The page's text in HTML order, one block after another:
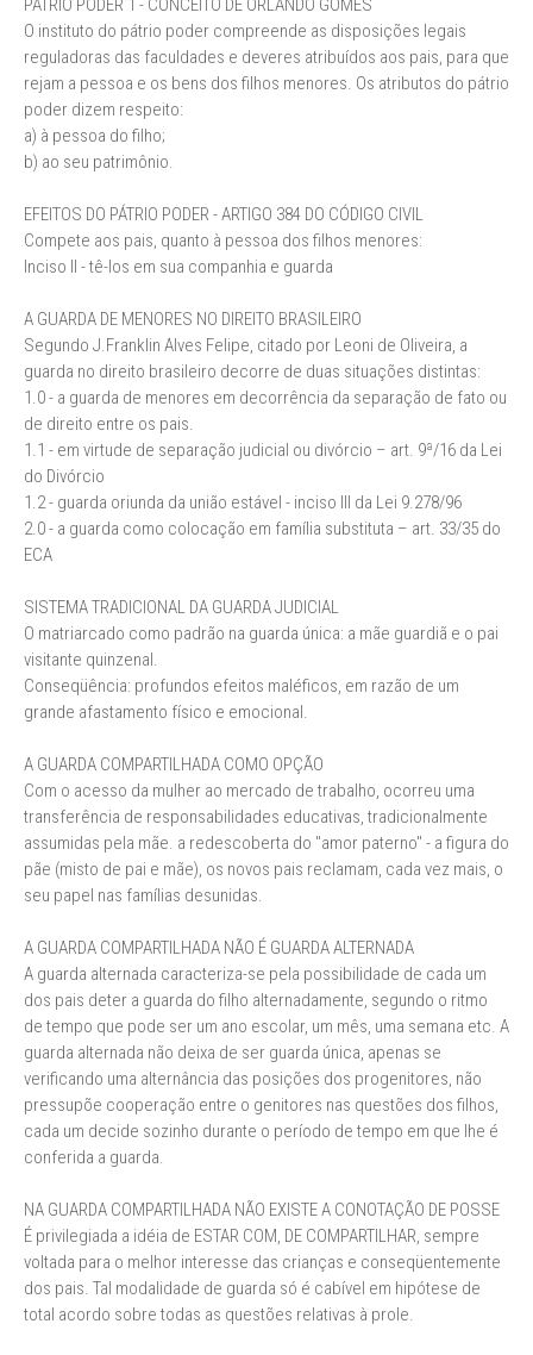
PÁTRIO PODER 1 - CONCEITO DE ORLANDO GOMES
O instituto do pátrio poder compreende as disposições legais
reguladoras das faculdades e deveres atribuídos aos pais, para que
rejam a pessoa e os bens dos filhos menores. Os atributos do pátrio
poder dizem respeito:
a) à pessoa do filho;
b) ao seu patrimônio.
EFEITOS DO PÁTRIO PODER - ARTIGO 384 DO CÓDIGO CIVIL
Compete aos pais, quanto à pessoa dos filhos menores:
Inciso II - tê-los em sua companhia e guarda
A GUARDA DE MENORES NO DIREITO BRASILEIRO
Segundo J.Franklin Alves Felipe, citado por Leoni de Oliveira, a
guarda no direito brasileiro decorre de duas situações distintas:
1.0 - a guarda de menores em decorrência da separação de fato ou
de direito entre os pais.
1.1 - em virtude de separação judicial ou divórcio – art. 9ª/16 da Lei
do Divórcio
1.2 - guarda oriunda da união estável - inciso III da Lei 9.278/96
2.0 - a guarda como colocação em família substituta – art. 33/35 do
ECA
SISTEMA TRADICIONAL DA GUARDA JUDICIAL
O matriarcado como padrão na guarda única: a mãe guardiã e o pai
visitante quinzenal.
Conseqüência: profundos efeitos maléficos, em razão de um
grande afastamento físico e emocional.
A GUARDA COMPARTILHADA COMO OPÇÃO
Com o acesso da mulher ao mercado de trabalho, ocorreu uma
transferência de responsabilidades educativas, tradicionalmente
assumidas pela mãe. a redescoberta do "amor paterno" - a figura do
pãe (misto de pai e mãe), os novos pais reclamam, cada vez mais, o
seu papel nas famílias desunidas.
A GUARDA COMPARTILHADA NÃO É GUARDA ALTERNADA
A guarda alternada caracteriza-se pela possibilidade de cada um
dos pais deter a guarda do filho alternadamente, segundo o ritmo
de tempo que pode ser um ano escolar, um mês, uma semana etc. A
guarda alternada não deixa de ser guarda única, apenas se
verificando uma alternância das posições dos progenitores, não
pressupõe cooperação entre o genitores nas questões dos filhos,
cada um decide sozinho durante o período de tempo em que lhe é
conferida a guarda.
NA GUARDA COMPARTILHADA NÃO EXISTE A CONOTAÇÃO DE POSSE
É privilegiada a idéia de ESTAR COM, DE COMPARTILHAR, sempre
voltada para o melhor interesse das crianças e conseqüentemente
dos pais. Tal modalidade de guarda só é cabível em hipótese de
total acordo sobre todas as questões relativas à prole.